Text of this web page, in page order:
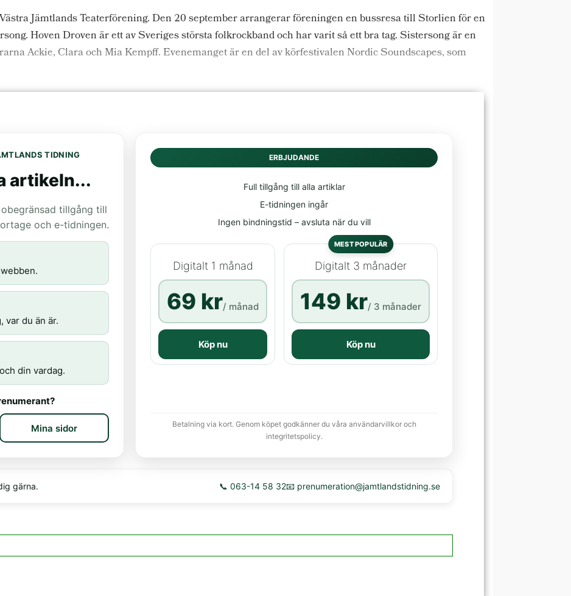
Jämtlands Teaterförening. Den 20 september arrangerar föreningen en bussresa till Storlien för en
Hoven Droven är ett av Sveriges största folkrockband och har varit så ett bra tag. Sistersong är en
Ackie, Clara och Mia Kempff. Evenemanget är en del av körfestivalen Nordic Soundscapes, som
TIDNING
artikeln...
tillgång till
och e-tidningen.
var du än är.
din vardag.
Mina sidor
ERBJUDANDE
Full tillgång till alla artiklar
E-tidningen ingår
Ingen bindningstid – avsluta när du vill
Digitalt 1 månad
69 kr/ månad
Köp nu
MEST POPULÄR
Digitalt 3 månader
149 kr/ 3 månader
Köp nu
Betalning via kort. Genom köpet godkänner du våra användarvillkor och
integritetspolicy.
gärna. 📞 063-14 58 32📧 prenumeration@jamtlandstidning.se